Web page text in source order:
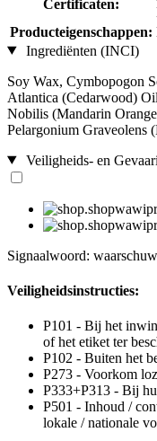
Certificaten:
Producteigenschappen:
Ingrediënten (INCI)
Soy Wax, Cymbopogon
Atlantica (Cedarwood)
Nobilis (Mandarin
Pelargonium Graveolens
Veiligheids- en
Signaalwoord:
Veiligheidsinstructies:
P101 - Bij het
of het etiket ter
P102 - Buiten het
P273 - Voorkom
P333+P313 - Bij
P501 - Inhoud /
lokale / nationale